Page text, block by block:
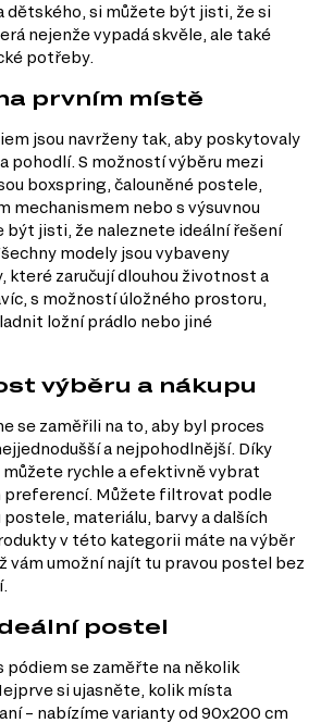
dětského, si můžete být jisti, že si
nejenže vypadá skvěle, ale také
potřeby.
prvním místě
jsou navrženy tak, aby poskytovaly
pohodlí. S možností výběru mezi
boxspring, čalouněné postele,
mechanismem nebo s výsuvnou
být jisti, že naleznete ideální řešení
modely jsou vybaveny
které zaručují dlouhou životnost a
s možností úložného prostoru,
ložní prádlo nebo jiné
výběru a nákupu
se zaměřili na to, aby byl proces
a nejpohodlnější. Díky
rychle a efektivně vybrat
preferencí. Můžete filtrovat podle
materiálu, barvy a dalších
v této kategorii máte na výběr
vám umožní najít tu pravou postel bez
postel
pódiem se zaměřte na několik
si ujasněte, kolik místa
– nabízíme varianty od 90x200 cm